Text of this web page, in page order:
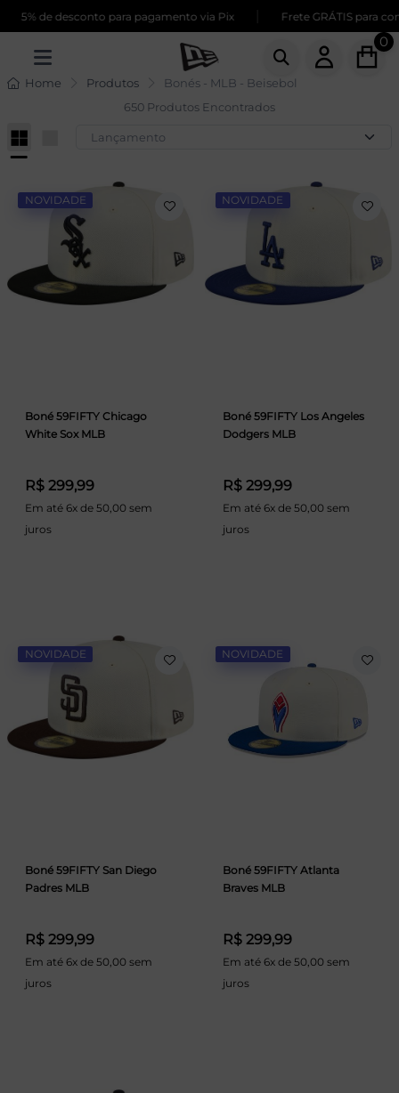
desconto para pagamento via Pix | Frete GRÁTIS para compras
0
Home Produtos Bonés - MLB - Beisebol
650 Produtos Encontrados
NOVIDADE
Boné 59FIFTY Chicago
White Sox MLB
R$ 299,99
Em até 6x de 50,00 sem
juros
NOVIDADE
Boné 59FIFTY Los Angeles
Dodgers MLB
R$ 299,99
Em até 6x de 50,00 sem
juros
NOVIDADE
Boné 59FIFTY San Diego
Padres MLB
R$ 299,99
Em até 6x de 50,00 sem
juros
NOVIDADE
Boné 59FIFTY Atlanta
Braves MLB
R$ 299,99
Em até 6x de 50,00 sem
juros